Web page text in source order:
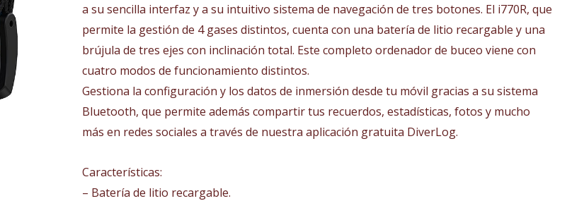
a su sencilla interfaz y a su intuitivo sistema de navegación de tres botones. El i770R, que
permite la gestión de 4 gases distintos, cuenta con una batería de litio recargable y una
brújula de tres ejes con inclinación total. Este completo ordenador de buceo viene con
cuatro modos de funcionamiento distintos.
Gestiona la configuración y los datos de inmersión desde tu móvil gracias a su sistema
Bluetooth, que permite además compartir tus recuerdos, estadísticas, fotos y mucho
más en redes sociales a través de nuestra aplicación gratuita DiverLog.
Características:
– Batería de litio recargable.